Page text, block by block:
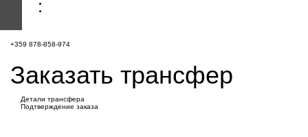
+359 878-858-974
Заказать трансфер
Детали трансфера
Подтверждение заказа